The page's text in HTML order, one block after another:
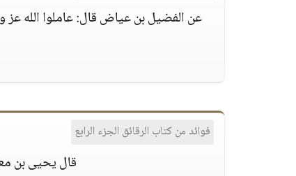
عن الفضيل بن عياض قال: عاملوا الله عز
فوائد من كتاب الرقائق الجزء الرابع
قال يحيى بن